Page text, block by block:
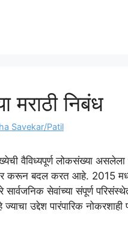
मराठी निबंध
Savekar/Patil
वैविध्यपूर्ण लोकसंख्या असलेला
करून बदल करत आहे. 2015
सार्वजनिक सेवांच्या संपूर्ण
उद्देश पारंपारिक